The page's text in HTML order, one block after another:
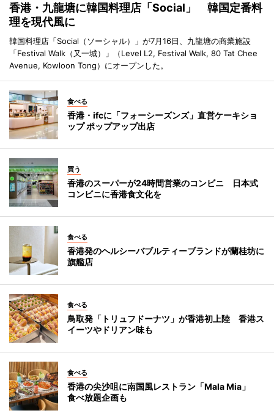
香港・九龍塘に韓国料理店「Social」 韓国定番料
理を現代風に
韓国料理店「Social（ソーシャル）」が7月16日、九龍塘の商業施設
「Festival Walk（又一城）」（Level L2, Festival Walk, 80 Tat Chee
Avenue, Kowloon Tong）にオープンした。
食べる
香港・ifcに「フォーシーズンズ」直営ケーキショ
ップ ポップアップ出店
買う
香港のスーパーが24時間営業のコンビニ 日本式
コンビニに香港食文化を
食べる
香港発のヘルシーバブルティーブランドが蘭桂坊に
旗艦店
食べる
鳥取発「トリュフドーナツ」が香港初上陸 香港ス
イーツやドリアン味も
食べる
香港の尖沙咀に南国風レストラン「Mala Mia」
食べ放題企画も